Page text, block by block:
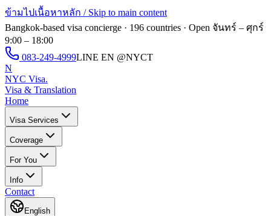
ข้ามไปเนื้อหาหลัก / Skip to main content
Bangkok-based visa concierge · 196 countries · Open จันทร์ – ศุกร์
9:00 – 18:00
083-249-4999LINE EN @NYCT
N
NYC Visa.
Visa & Translation
Home
Visa Services
Coverage
For You
Info
Contact
English